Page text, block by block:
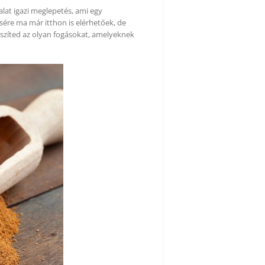
igazi meglepetés, ami egy
ma már itthon is elérhetőek, de
az olyan fogásokat, amelyeknek